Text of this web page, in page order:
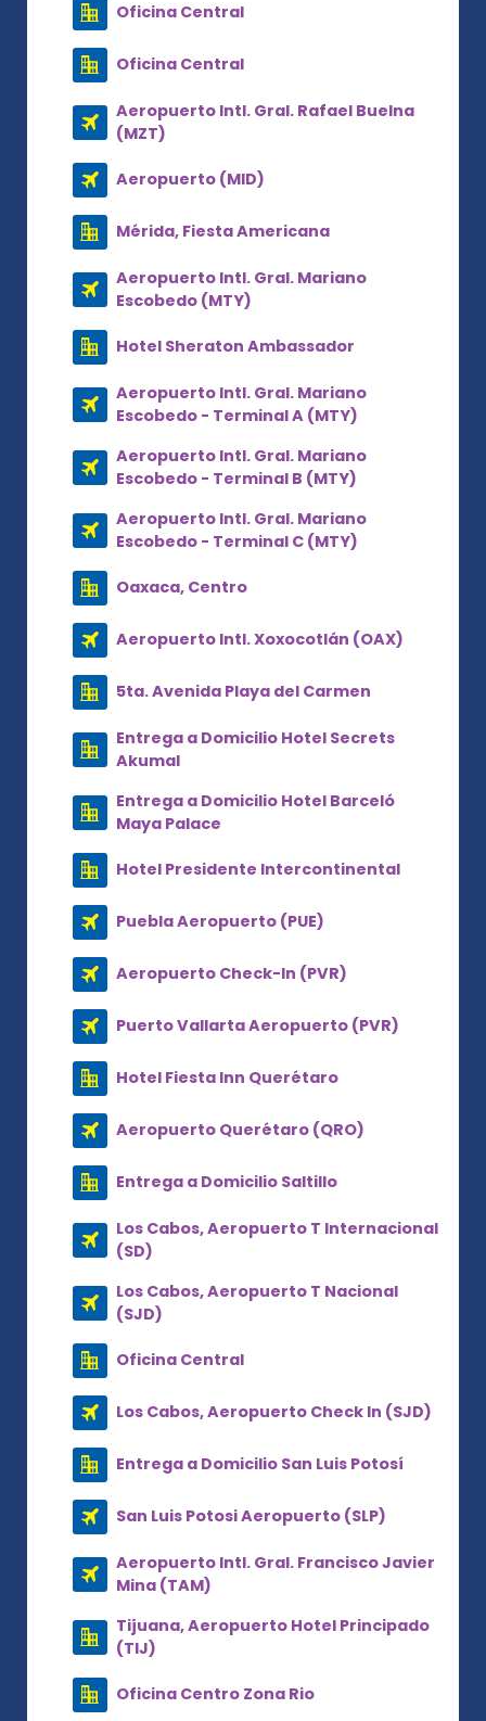
Oficina Central
Oficina Central
Aeropuerto Intl. Gral. Rafael Buelna
(MZT)
Aeropuerto (MID)
Mérida, Fiesta Americana
Aeropuerto Intl. Gral. Mariano
Escobedo (MTY)
Hotel Sheraton Ambassador
Aeropuerto Intl. Gral. Mariano
Escobedo - Terminal A (MTY)
Aeropuerto Intl. Gral. Mariano
Escobedo - Terminal B (MTY)
Aeropuerto Intl. Gral. Mariano
Escobedo - Terminal C (MTY)
Oaxaca, Centro
Aeropuerto Intl. Xoxocotlán (OAX)
5ta. Avenida Playa del Carmen
Entrega a Domicilio Hotel Secrets
Akumal
Entrega a Domicilio Hotel Barceló
Maya Palace
Hotel Presidente Intercontinental
Puebla Aeropuerto (PUE)
Aeropuerto Check-In (PVR)
Puerto Vallarta Aeropuerto (PVR)
Hotel Fiesta Inn Querétaro
Aeropuerto Querétaro (QRO)
Entrega a Domicilio Saltillo
Los Cabos, Aeropuerto T Internacional
(SD)
Los Cabos, Aeropuerto T Nacional
(SJD)
Oficina Central
Los Cabos, Aeropuerto Check In (SJD)
Entrega a Domicilio San Luis Potosí
San Luis Potosi Aeropuerto (SLP)
Aeropuerto Intl. Gral. Francisco Javier
Mina (TAM)
Tijuana, Aeropuerto Hotel Principado
(TIJ)
Oficina Centro Zona Rio